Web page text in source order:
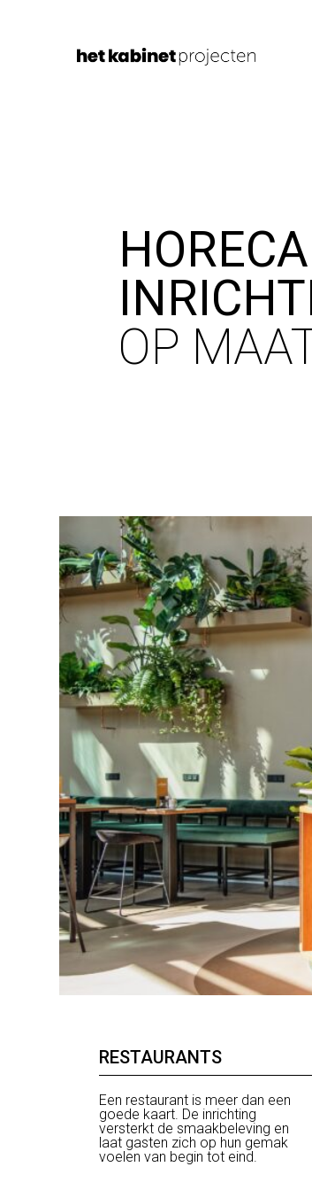
HORECA
OP
RESTAURANTS
Een restaurant is meer dan een
goede kaart. De inrichting
versterkt de smaakbeleving en
laat gasten zich op hun gemak
voelen van begin tot eind.